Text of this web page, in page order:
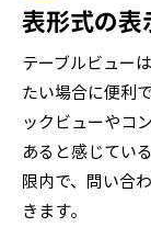
表形式の表
テーブルビュー
たい場合に便利
ックビューやコ
あると感じてい
限内で、問い合
きます。